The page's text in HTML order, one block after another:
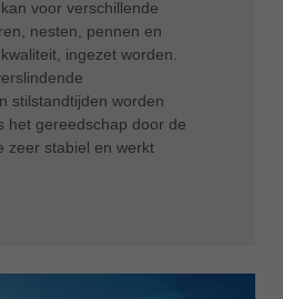
voor verschillende
nesten, pennen en
ingezet worden.
stilstandtijden worden
het gereedschap door de
zeer stabiel en werkt